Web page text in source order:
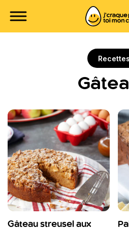
Recettes
Gâteau streusel aux